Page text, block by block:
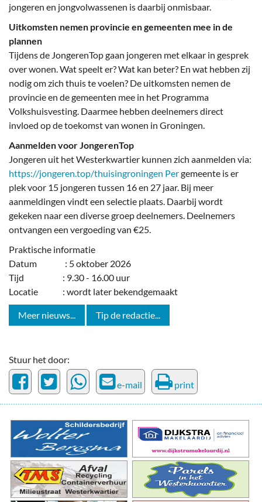
jongeren en jongvolwassenen is daarbij onmisbaar.
Uitkomsten nemen provincie en gemeenten mee in de
plannen
Tijdens de JongerenTop gaan jongeren met elkaar in gesprek
over wonen. Wat speelt er? Wat kan beter? En wat hebben zij
nodig om zich thuis te voelen? De uitkomsten nemen de
provincie en de gemeenten mee in het Programma
Volkshuisvesting. Daarmee hebben deelnemers direct
invloed op de toekomst van wonen in Groningen.
Aanmelden voor JongerenTop
Jongeren uit het Westerkwartier kunnen zich aanmelden via:
https://jongeren.top/thuisingroningen Pergemeente is er
plek voor 15 jongeren tussen 16 en 27 jaar. Bij meer
aanmeldingen vindt een selectie plaats. Daarbij wordt
gekeken naar een diverse groep deelnemers. Deelnemers
ontvangen een vergoeding van €25.
Praktische informatie
Datum : 5 oktober 2026
Tijd : 9.30 - 16.00 uur
Locatie : wordt later bekendgemaakt
Meer nieuws... Tip de redactie...
Stuur het door:
e-mail print